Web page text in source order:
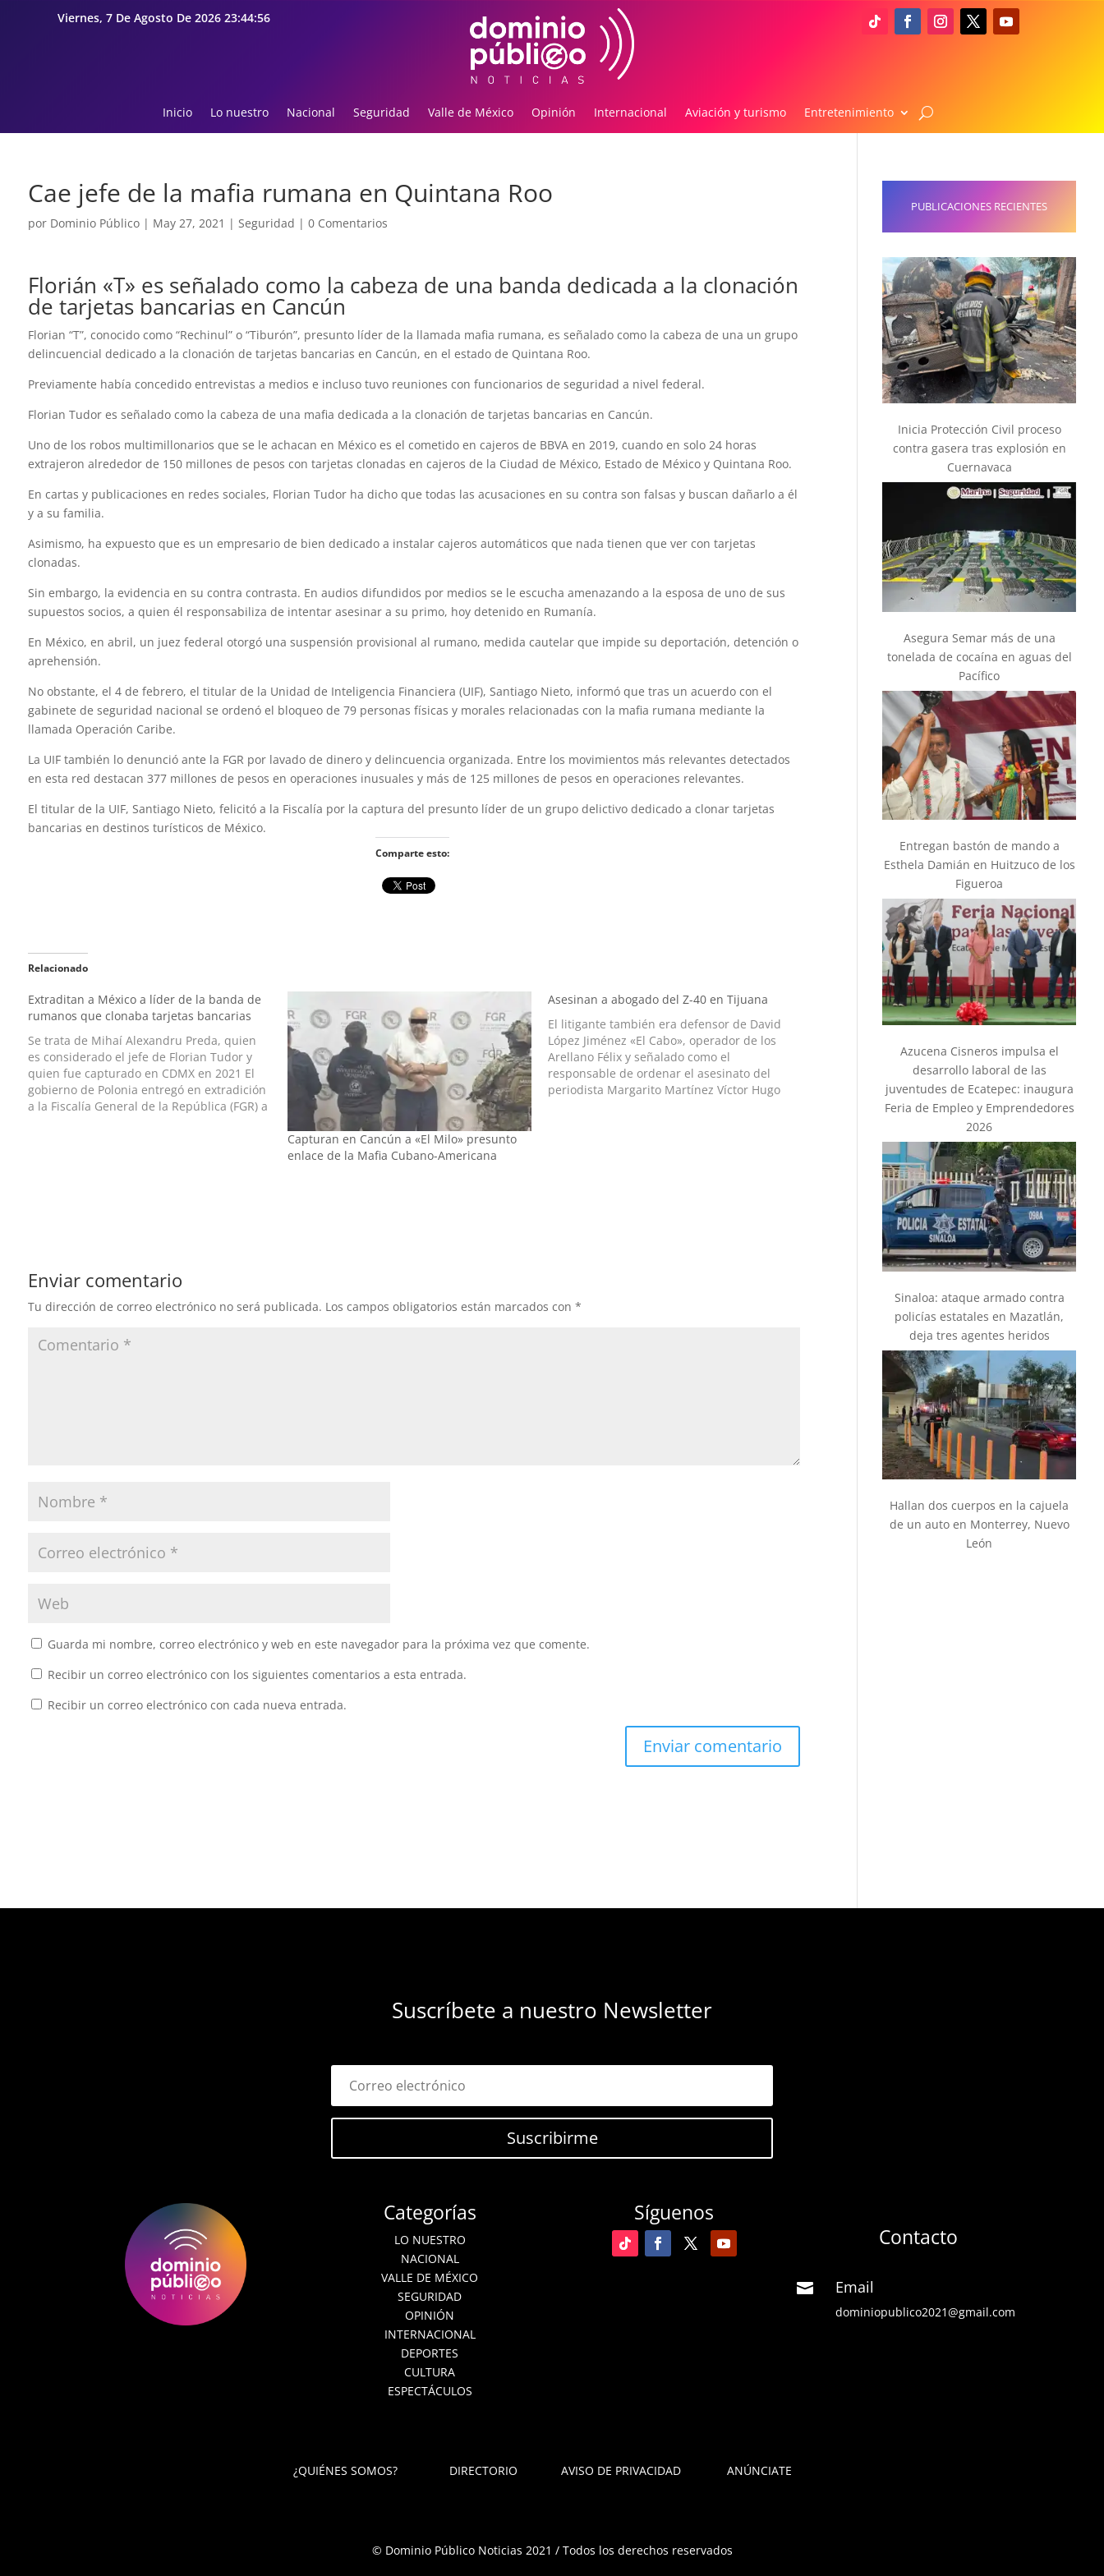
Viernes, 7 De Agosto De 2026 23:44:57
Inicio Lo nuestro Nacional Seguridad Valle de México Opinión Internacional Aviación y turismo Entretenimiento
Cae jefe de la mafia rumana en Quintana Roo
por Dominio Público| May 27, 2021 | Seguridad | 0 Comentarios
Florián «T» es señalado como la cabeza de una banda dedicada a la clonación
de tarjetas bancarias en Cancún
Florian “T”, conocido como “Rechinul” o “Tiburón”, presunto líder de la llamada mafia rumana, es señalado como la cabeza de una un grupo
delincuencial dedicado a la clonación de tarjetas bancarias en Cancún, en el estado de Quintana Roo.
Previamente había concedido entrevistas a medios e incluso tuvo reuniones con funcionarios de seguridad a nivel federal.
Florian Tudor es señalado como la cabeza de una mafia dedicada a la clonación de tarjetas bancarias en Cancún.
Uno de los robos multimillonarios que se le achacan en México es el cometido en cajeros de BBVA en 2019, cuando en solo 24 horas
extrajeron alrededor de 150 millones de pesos con tarjetas clonadas en cajeros de la Ciudad de México, Estado de México y Quintana Roo.
En cartas y publicaciones en redes sociales, Florian Tudor ha dicho que todas las acusaciones en su contra son falsas y buscan dañarlo a él
y a su familia.
Asimismo, ha expuesto que es un empresario de bien dedicado a instalar cajeros automáticos que nada tienen que ver con tarjetas
clonadas.
Sin embargo, la evidencia en su contra contrasta. En audios difundidos por medios se le escucha amenazando a la esposa de uno de sus
supuestos socios, a quien él responsabiliza de intentar asesinar a su primo, hoy detenido en Rumanía.
En México, en abril, un juez federal otorgó una suspensión provisional al rumano, medida cautelar que impide su deportación, detención o
aprehensión.
No obstante, el 4 de febrero, el titular de la Unidad de Inteligencia Financiera (UIF), Santiago Nieto, informó que tras un acuerdo con el
gabinete de seguridad nacional se ordenó el bloqueo de 79 personas físicas y morales relacionadas con la mafia rumana mediante la
llamada Operación Caribe.
La UIF también lo denunció ante la FGR por lavado de dinero y delincuencia organizada. Entre los movimientos más relevantes detectados
en esta red destacan 377 millones de pesos en operaciones inusuales y más de 125 millones de pesos en operaciones relevantes.
El titular de la UIF, Santiago Nieto, felicitó a la Fiscalía por la captura del presunto líder de un grupo delictivo dedicado a clonar tarjetas
bancarias en destinos turísticos de México.
Comparte esto:
Relacionado
Extraditan a México a líder de la banda de
rumanos que clonaba tarjetas bancarias
Se trata de Mihaí Alexandru Preda, quien
es considerado el jefe de Florian Tudor y
quien fue capturado en CDMX en 2021 El
gobierno de Polonia entregó en extradición
a la Fiscalía General de la República (FGR) a
Capturan en Cancún a «El Milo» presunto
enlace de la Mafia Cubano-Americana
Asesinan a abogado del Z-40 en Tijuana
El litigante también era defensor de David
López Jiménez «El Cabo», operador de los
Arellano Félix y señalado como el
responsable de ordenar el asesinato del
periodista Margarito Martínez Víctor Hugo
Enviar comentario
Tu dirección de correo electrónico no será publicada. Los campos obligatorios están marcados con *
Guarda mi nombre, correo electrónico y web en este navegador para la próxima vez que comente.
Recibir un correo electrónico con los siguientes comentarios a esta entrada.
Recibir un correo electrónico con cada nueva entrada.
PUBLICACIONES RECIENTES
Inicia Protección Civil proceso
contra gasera tras explosión en
Cuernavaca
Asegura Semar más de una
tonelada de cocaína en aguas del
Pacífico
Entregan bastón de mando a
Esthela Damián en Huitzuco de los
Figueroa
Azucena Cisneros impulsa el
desarrollo laboral de las
juventudes de Ecatepec: inaugura
Feria de Empleo y Emprendedores
2026
Sinaloa: ataque armado contra
policías estatales en Mazatlán,
deja tres agentes heridos
Hallan dos cuerpos en la cajuela
de un auto en Monterrey, Nuevo
León
Suscríbete a nuestro Newsletter
Suscribirme
Categorías
LO NUESTRO
NACIONAL
VALLE DE MÉXICO
SEGURIDAD
OPINIÓN
INTERNACIONAL
DEPORTES
CULTURA
ESPECTÁCULOS
Síguenos
Contacto
 Email
dominiopublico2021@gmail.com
¿QUIÉNES SOMOS? DIRECTORIO AVISO DE PRIVACIDAD ANÚNCIATE
© Dominio Público Noticias 2021 / Todos los derechos reservados